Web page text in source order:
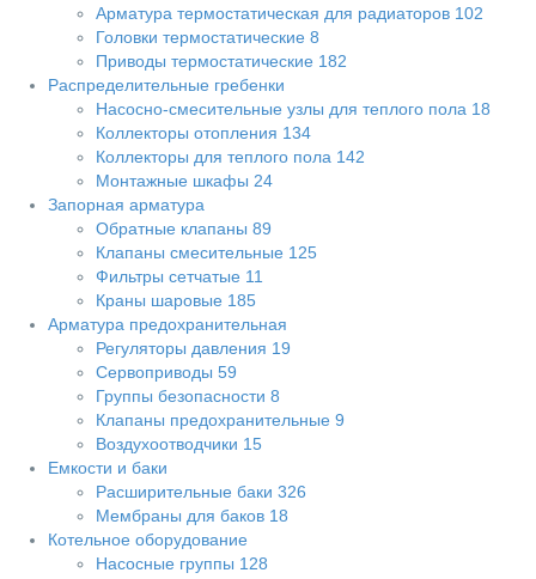
Арматура термостатическая для радиаторов 102
Головки термостатические 8
Приводы термостатические 182
Распределительные гребенки
Насосно-смесительные узлы для теплого пола 18
Коллекторы отопления 134
Коллекторы для теплого пола 142
Монтажные шкафы 24
Запорная арматура
Обратные клапаны 89
Клапаны смесительные 125
Фильтры сетчатые 11
Краны шаровые 185
Арматура предохранительная
Регуляторы давления 19
Сервоприводы 59
Группы безопасности 8
Клапаны предохранительные 9
Воздухоотводчики 15
Емкости и баки
Расширительные баки 326
Мембраны для баков 18
Котельное оборудование
Насосные группы 128